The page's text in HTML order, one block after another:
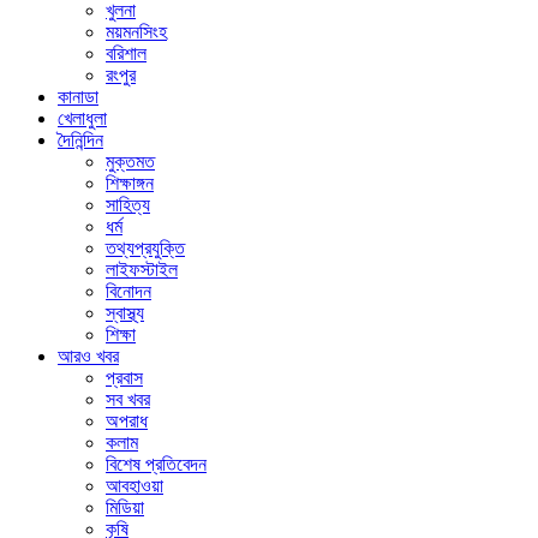
খুলনা
ময়মনসিংহ
বরিশাল
রংপুর
কানাডা
খেলাধুলা
দৈনিন্দিন
মুক্তমত
শিক্ষাঙ্গন
সাহিত্য
ধর্ম
তথ্যপ্রযুক্তি
লাইফস্টাইল
বিনোদন
স্বাস্থ্য
শিক্ষা
আরও খবর
প্রবাস
সব খবর
অপরাধ
কলাম
বিশেষ প্রতিবেদন
আবহাওয়া
মিডিয়া
কৃষি